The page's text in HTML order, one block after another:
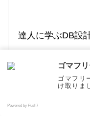
達人に学ぶDB設
ゴマフ
ゴマフリ
け取りま
Powered by Push7